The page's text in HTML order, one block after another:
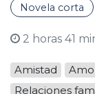
Novela corta
2 horas 41
Amistad
Relaciones